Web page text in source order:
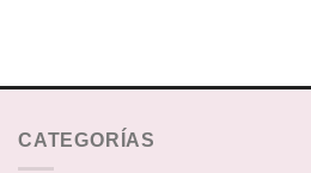
CATEGORÍAS